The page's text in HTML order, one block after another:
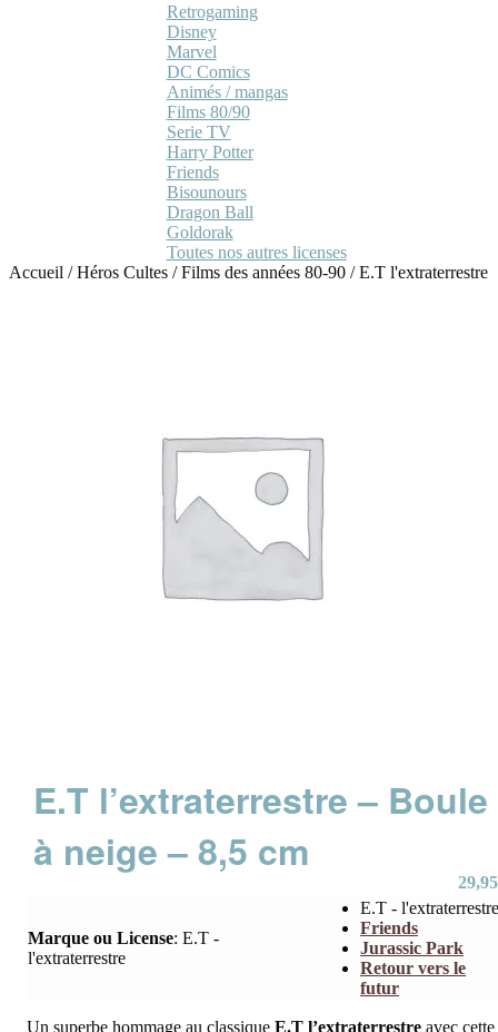
Retrogaming
Disney
Marvel
DC Comics
Animés / mangas
Films 80/90
Serie TV
Harry Potter
Friends
Bisounours
Dragon Ball
Goldorak
Toutes nos autres licenses
Accueil /Héros Cultes /Films des années 80-90 /E.T l'extraterrestre
E.T l’extraterrestre – Boule
à neige – 8,5 cm
29,95
Un superbe hommage au classique E.T l’extraterrestre avec cette
Marque ou License: E.T -
l'extraterrestre
E.T - l'extraterrestre
Friends
Jurassic Park
Retour vers le
futur